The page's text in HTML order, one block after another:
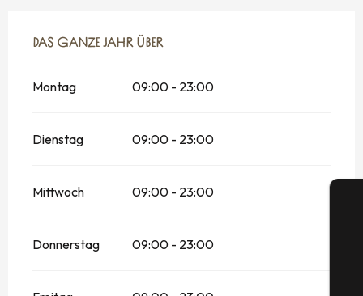
DAS GANZE JAHR ÜBER
DAS GANZE JAHR ÜBER
Montag 09:00 - 23:00
Dienstag 09:00 - 23:00
Mittwoch 09:00 - 23:00
Donnerstag 09:00 - 23:00